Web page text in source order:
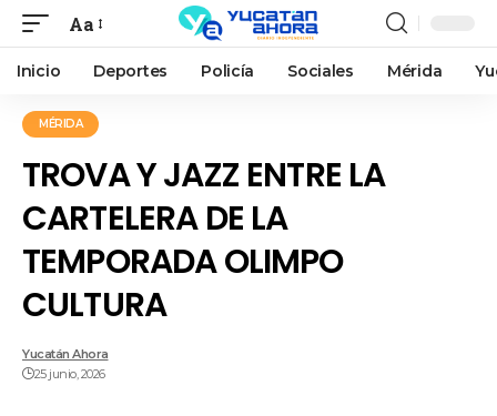
Aa
Inicio Deportes Policía Sociales Mérida
MÉRIDA
TROVA Y JAZZ ENTRE LA
CARTELERA DE LA
TEMPORADA OLIMPO
CULTURA
Yucatán Ahora
25 junio, 2026